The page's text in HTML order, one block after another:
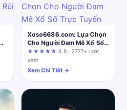
Xoso6686.com: Lựa Chọn
Cho Người Đam Mê Xổ Số
Trực Tuyến
★★★★★4.8 · 2777+ lượt
xem
Xem Chi Tiết →